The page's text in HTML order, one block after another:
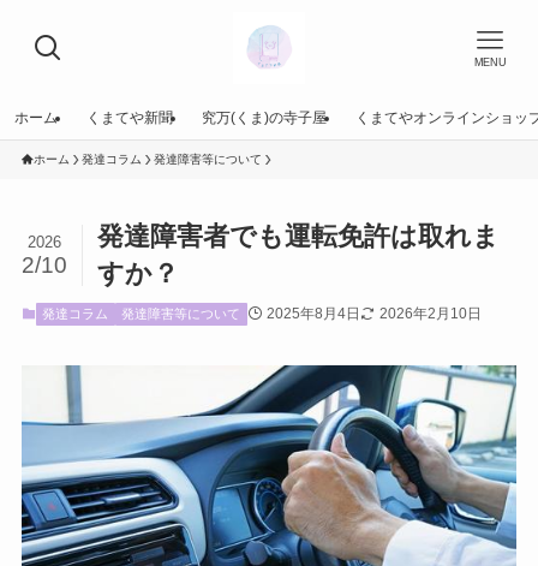
MENU
ホーム くまてや新聞 究万(くま)の寺子屋 くまてやオンラインショッ
ホーム 発達コラム 発達障害等について
発達障害者でも運転免許は取れま
すか？
2026
2/10
発達コラム 発達障害等について 2025年8月4日 2026年2月10日